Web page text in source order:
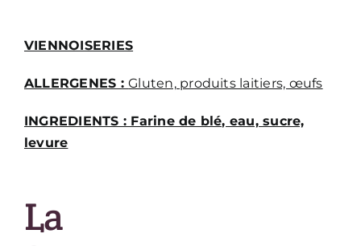
VIENNOISERIES
ALLERGENES :Gluten, produits laitiers, œufs
INGREDIENTS : Farine de blé, eau, sucre,
levure
La